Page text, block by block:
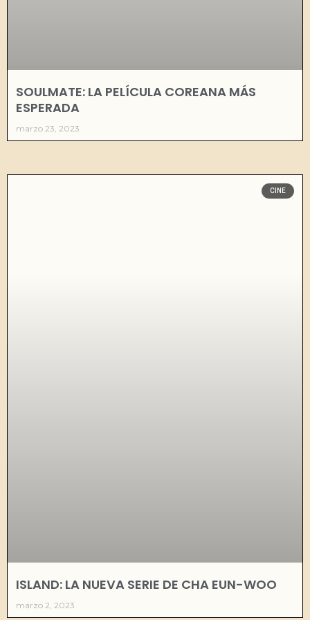
SOULMATE: LA PELÍCULA COREANA MÁS
ESPERADA
marzo 23, 2023
CINE
ISLAND: LA NUEVA SERIE DE CHA EUN-WOO
marzo 2, 2023